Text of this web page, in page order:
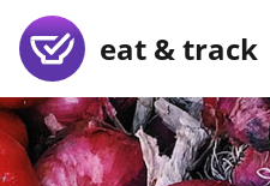
eat & track